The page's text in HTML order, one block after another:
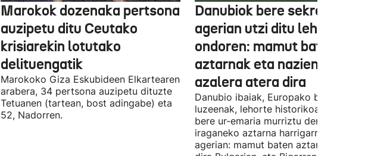
Marokok dozenaka pertsona
auzipetu ditu Ceutako
krisiarekin lotutako
delituengatik
Marokoko Giza Eskubideen Elkartearen
arabera, 34 pertsona auzipetu dituzte
Tetuanen (tartean, bost adingabe) eta
52, Nadorren.
Danubiok bere sekretuak
agerian utzi ditu
ondoren: mamut baten
aztarnak eta nazien
azalera atera dira
Danubio ibaiak, Europako bigarren
luzeenak, lehorte historikoa bizi du,
bere ur-emaria murriztu denez,
iraganeko aztarna harrigarriak utzi
agerian: mamut baten aztarnak